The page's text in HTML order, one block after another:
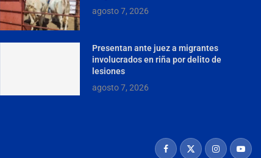
agosto 7, 2026
Presentan ante juez a migrantes
involucrados en riña por delito de
lesiones
agosto 7, 2026